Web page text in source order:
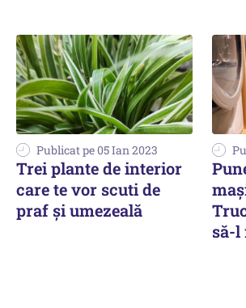
Publicat pe 05 Ian 2023
Trei plante de interior
care te vor scuti de
praf și umezeală
să-l